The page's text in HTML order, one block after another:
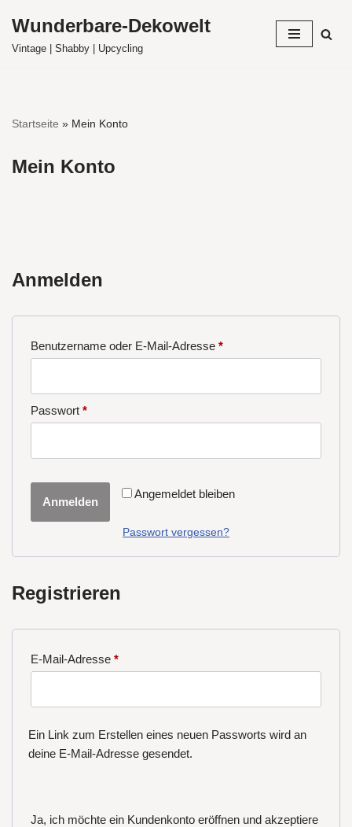
Zum
Wunderbare-Dekowelt
Vintage | Shabby | Upcycling
Startseite » Mein Konto
Mein Konto
Anmelden
Benutzername oder E-Mail-Adresse *
Passwort *
Angemeldet bleiben
Anmelden
Passwort vergessen?
Registrieren
E-Mail-Adresse *
Ein Link zum Erstellen eines neuen Passworts wird an
deine E-Mail-Adresse gesendet.
Ja, ich möchte ein Kundenkonto eröffnen und akzeptiere